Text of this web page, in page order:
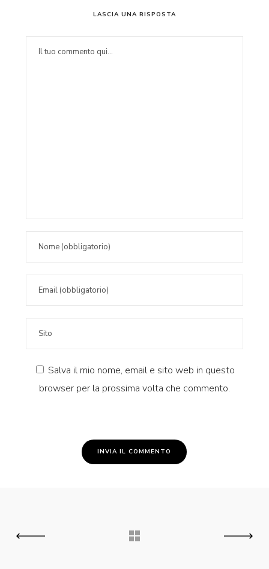
LASCIA UNA RISPOSTA
Salva il mio nome, email e sito web in questo
browser per la prossima volta che commento.